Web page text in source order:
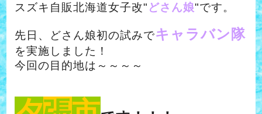
スズキ自販北海道女子改" どさん娘"です。
先日、どさん娘初の試みでキャラバン隊
を実施しました！
今回の目的地は～～～～